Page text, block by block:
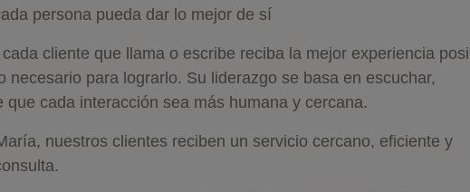
persona pueda dar lo mejor de sí
cliente que llama o escribe reciba la mejor experiencia
necesario para lograrlo. Su liderazgo se basa en escuchar,
cada interacción sea más humana y cercana.
nuestros clientes reciben un servicio cercano, eficiente y